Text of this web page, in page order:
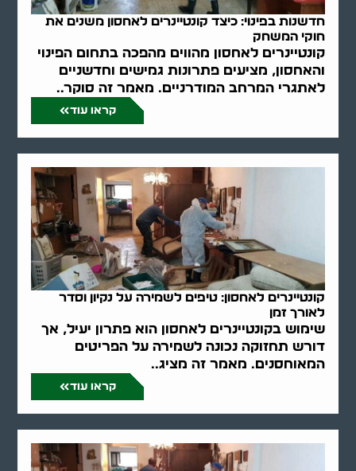
חדשנות בפינוי: כיצד קונטיינרים לאחסון משנים את
חוקי המשחק
קונטיינרים לאחסון מהווים מהפכה בתחום הפינוי
והאחסון, מציעים פתרונות גמישים וחדשניים
לאתגרי המרחב המודרניים. מאמר זה סוקר..
קראו עוד
קונטיינרים לאחסון: טיפים לשמירה על נקיון וסדר
לאורך זמן
שימוש בקונטיינרים לאחסון הוא פתרון יעיל, אך
דורש תחזוקה נכונה לשמירה על הפריטים
המאוחסנים. מאמר זה מציג..
קראו עוד